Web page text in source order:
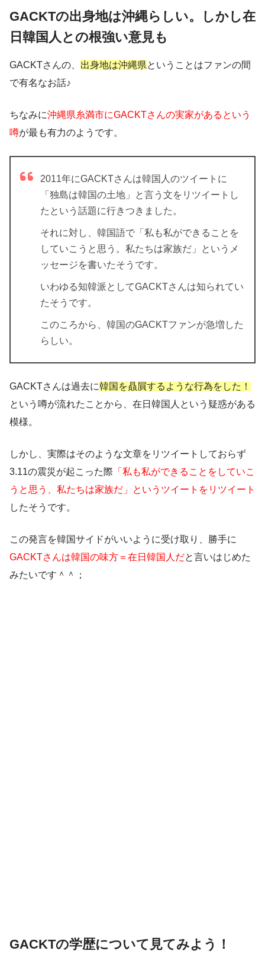
GACKTの出身地は沖縄らしい。しかし在
日韓国人との根強い意見も
GACKTさんの、 出身地は沖縄県ということはファンの間
で有名なお話♪
ちなみに沖縄県糸満市にGACKTさんの実家があるという
噂が最も有力のようです。
2011年にGACKTさんは韓国人のツイートに
「独島は韓国の土地」と言う文をリツイートし
たという話題に行きつきました。
それに対し、韓国語で「私も私ができることを
していこうと思う。私たちは家族だ」というメ
ッセージを書いたそうです。
いわゆる知韓派としてGACKTさんは知られてい
たそうです。
このころから、韓国のGACKTファンが急増した
らしい。
GACKTさんは過去に韓国を贔屓するような行為をした！
という噂が流れたことから、在日韓国人という疑惑がある
模様。
しかし、実際はそのような文章をリツイートしておらず
3.11の震災が起こった際 「私も私ができることをしていこ
うと思う、私たちは家族だ」というツイートをリツイート
したそうです。
この発言を韓国サイドがいいように受け取り、勝手に
GACKTさんは韓国の味方＝在日韓国人だと言いはじめた
みたいです＾＾；
GACKTの学歴について見てみよう！